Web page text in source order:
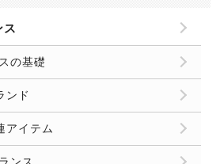
ス
の基礎
ンド
アイテム
ンス